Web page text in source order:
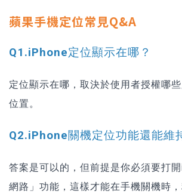
蘋果手機定位常見Q&A
Q1.iPhone定位顯示在哪？
定位顯示在哪，取決於使用者授權哪
位置。
Q2.iPhone關機定位功能還能維
答案是可以的，但前提是你必須要打
網路」功能，這樣才能在手機關機時